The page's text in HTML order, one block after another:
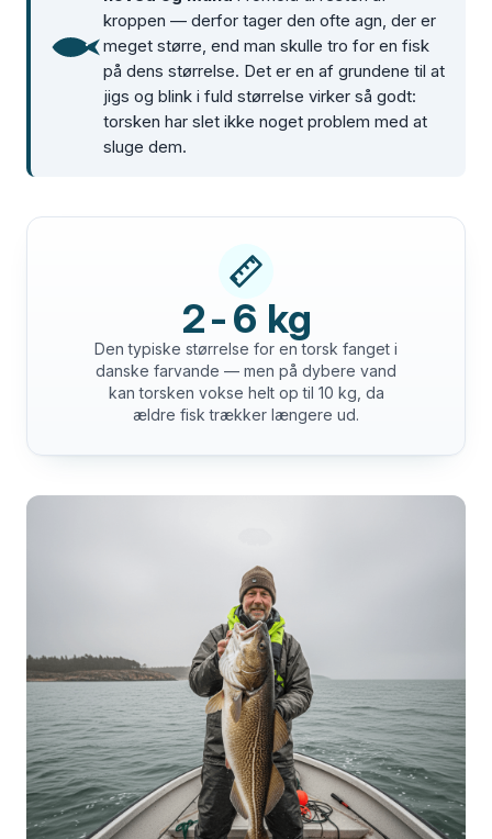
kroppen — derfor tager den ofte agn, der er
meget større, end man skulle tro for en fisk
på dens størrelse. Det er en af grundene til at
jigs og blink i fuld størrelse virker så godt:
torsken har slet ikke noget problem med at
sluge dem.
2-6 kg
Den typiske størrelse for en torsk fanget i
danske farvande — men på dybere vand
kan torsken vokse helt op til 10 kg, da
ældre fisk trækker længere ud.